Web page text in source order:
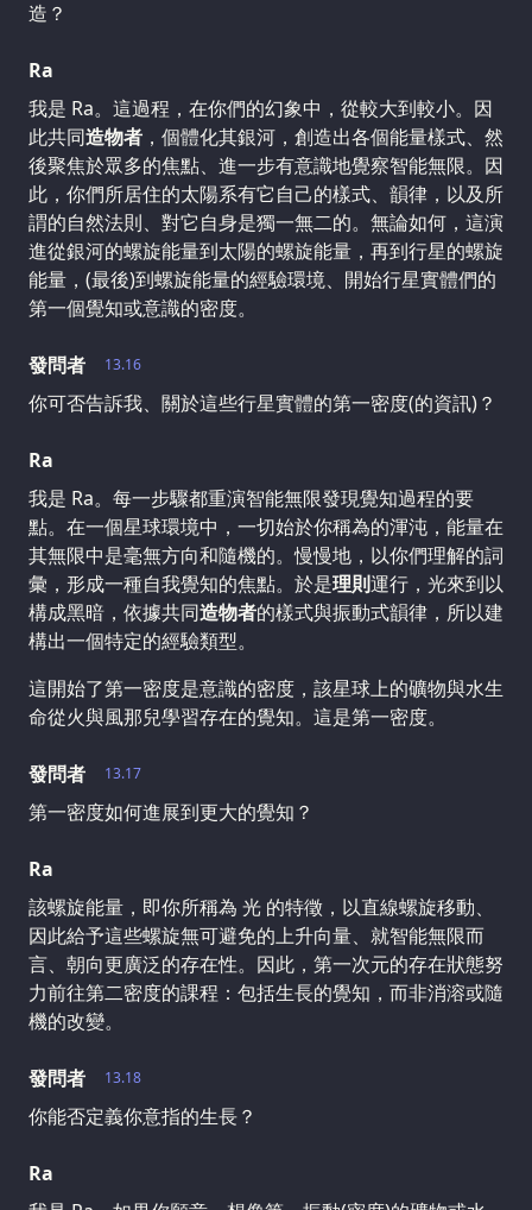
造？
Ra
我是 Ra。這過程，在你們的幻象中，從較大到較小。因
此共同造物者 ，個體化其銀河，創造出各個能量樣式、然
後聚焦於眾多的焦點、進一步有意識地覺察智能無限。因
此，你們所居住的太陽系有它自己的樣式、韻律，以及所
謂的自然法則、對它自身是獨一無二的。無論如何，這演
進從銀河的螺旋能量到太陽的螺旋能量，再到行星的螺旋
能量，(最後)到螺旋能量的經驗環境、開始行星實體們的
第一個覺知或意識的密度。
13.16
發問者
你可否告訴我、關於這些行星實體的第一密度(的資訊)？
Ra
我是 Ra。每一步驟都重演智能無限發現覺知過程的要
點。在一個星球環境中，一切始於你稱為的渾沌，能量在
其無限中是毫無方向和隨機的。慢慢地，以你們理解的詞
彙，形成一種自我覺知的焦點。於是理則運行，光來到以
構成黑暗，依據共同造物者的樣式與振動式韻律，所以建
構出一個特定的經驗類型。
這開始了第一密度是意識的密度，該星球上的礦物與水生
命從火與風那兒學習存在的覺知。這是第一密度。
13.17
發問者
第一密度如何進展到更大的覺知？
Ra
該螺旋能量，即你所稱為 光 的特徵，以直線螺旋移動、
因此給予這些螺旋無可避免的上升向量、就智能無限而
言、朝向更廣泛的存在性。因此，第一次元的存在狀態努
力前往第二密度的課程：包括生長的覺知，而非消溶或隨
機的改變。
13.18
發問者
你能否定義你意指的生長？
Ra